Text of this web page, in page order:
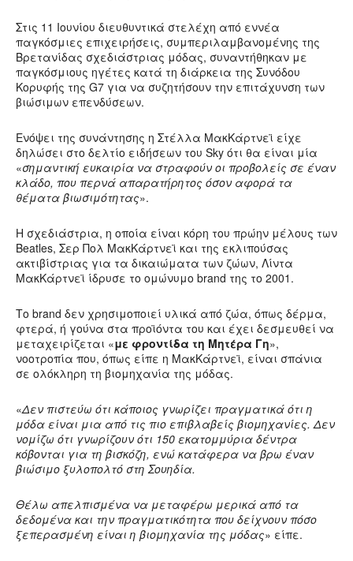
Στις 11 Ιουνίου διευθυντικά στελέχη από εννέα
παγκόσμιες επιχειρήσεις, συμπεριλαμβανομένης της
Βρετανίδας σχεδιάστριας μόδας, συναντήθηκαν με
παγκόσμιους ηγέτες κατά τη διάρκεια της Συνόδου
Κορυφής της G7 για να συζητήσουν την επιτάχυνση των
βιώσιμων επενδύσεων.
Ενόψει της συνάντησης η Στέλλα ΜακΚάρτνεϊ είχε
δηλώσει στο δελτίο ειδήσεων του Sky ότι θα είναι μία
«σημαντική ευκαιρία να στραφούν οι προβολείς σε έναν
κλάδο, που περνά απαρατήρητος όσον αφορά τα
θέματα βιωσιμότητας».
Η σχεδιάστρια, η οποία είναι κόρη του πρώην μέλους των
Beatles, Σερ Πολ ΜακΚάρτνεϊ και της εκλιπούσας
ακτιβίστριας για τα δικαιώματα των ζώων, Λίντα
ΜακΚάρτνεϊ ίδρυσε το ομώνυμο brand της το 2001.
Το brand δεν χρησιμοποιεί υλικά από ζώα, όπως δέρμα,
φτερά, ή γούνα στα προϊόντα του και έχει δεσμευθεί να
μεταχειρίζεται «με φροντίδα τη Μητέρα Γη»,
νοοτροπία που, όπως είπε η ΜακΚάρτνεϊ, είναι σπάνια
σε ολόκληρη τη βιομηχανία της μόδας.
«Δεν πιστεύω ότι κάποιος γνωρίζει πραγματικά ότι η
μόδα είναι μια από τις πιο επιβλαβείς βιομηχανίες. Δεν
νομίζω ότι γνωρίζουν ότι 150 εκατομμύρια δέντρα
κόβονται για τη βισκόζη, ενώ κατάφερα να βρω έναν
βιώσιμο ξυλοπολτό στη Σουηδία.
Θέλω απελπισμένα να μεταφέρω μερικά από τα
δεδομένα και την πραγματικότητα που δείχνουν πόσο
ξεπερασμένη είναι η βιομηχανία της μόδας» είπε.